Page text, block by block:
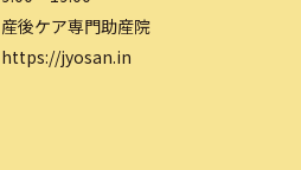
産後ケア専門助産院
https://jyosan.in